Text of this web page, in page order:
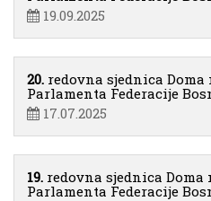
19.09.2025
20. redovna sjednica Doma
Parlamenta Federacije
17.07.2025
19. redovna sjednica Doma
Parlamenta Federacije